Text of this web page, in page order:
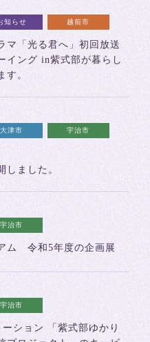
知らせ 越前市
マ「光る君へ」初回放送
イング in紫式部が暮らし
す。
大津市 宇治市
しました。
宇治市
ム 令和5年度の企画展
宇治市
ション 「紫式部ゆかり